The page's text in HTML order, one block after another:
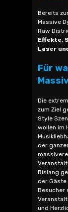
Bereits
Massive
Raw
Effekte,
Laser
Für
Die
zum Ziel
Style
wollen im
der
Bislang
der Gäste
Besucher
und